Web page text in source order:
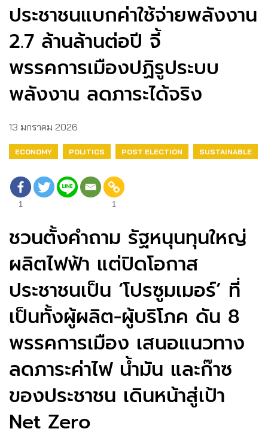
ประชาชนแบกค่าใช้จ่ายพลังงาน
2.7 ล้านล้านต่อปี จี้
พรรคการเมืองปฏิรูประบบ
พลังงาน ลดภาระได้จริง
13 มกราคม 2026
ECONOMY POLITICS POST ELECTION SUSTAINABLE
1 1
ชวนตั้งคำถาม รัฐหนุนทุนใหญ่
ผลิตไฟฟ้า แต่ปิดโอกาส
ประชาชนเป็น ‘โปรซูมเมอร์’ ที่
เป็นทั้งผู้ผลิต-ผู้บริโภค ดัน 8
พรรคการเมือง เสนอแนวทาง
ลดภาระค่าไฟ น้ำมัน และก๊าซ
ของประชาชน เดินหน้าสู่เป้า
Net Zero